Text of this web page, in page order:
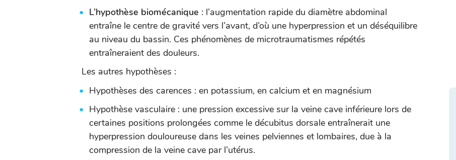
L’hypothèse biomécanique : l’augmentation rapide du diamètre abdominal
entraîne le centre de gravité vers l’avant, d’où une hyperpression et un déséquilibre
au niveau du bassin. Ces phénomènes de microtraumatismes répétés
entraîneraient des douleurs.
Les autres hypothèses :
Hypothèses des carences : en potassium, en calcium et en magnésium
Hypothèse vasculaire : une pression excessive sur la veine cave inférieure lors de
certaines positions prolongées comme le décubitus dorsale entraînerait une
hyperpression douloureuse dans les veines pelviennes et lombaires, due à la
compression de la veine cave par l’utérus.